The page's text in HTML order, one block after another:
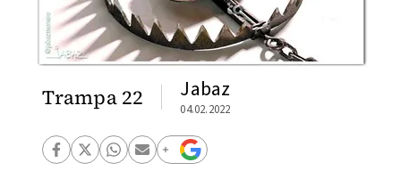
Trampa 22 Jabaz
04.02.2022